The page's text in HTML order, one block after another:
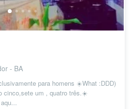
- BA
para homens ☀️What :DDD)
cinco,sete um , quatro três.☀️